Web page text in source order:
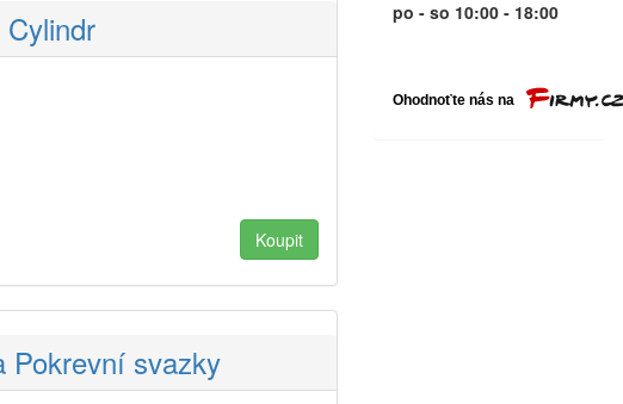
Pokrevní svazky
po - so 10:00 - 18:00